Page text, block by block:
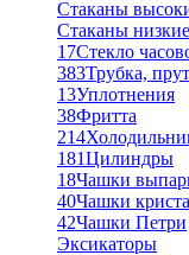
Стаканы
Стаканы
17Стекло
383Трубка,
13Уплотнения
38Фритта
214
181Цилиндры
18Чашки
40Чашки
42Чашки Петри
Эксикаторы